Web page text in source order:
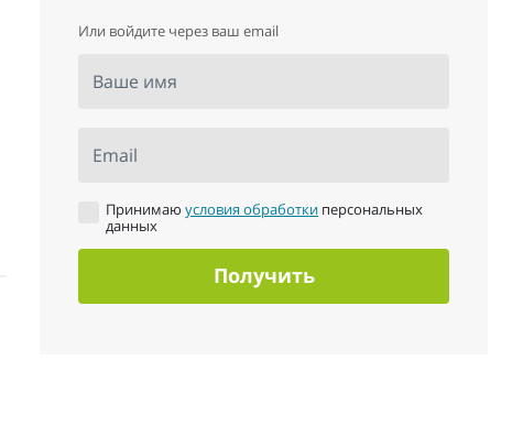
Или войдите через ваш email
Ваше имя
Email
Принимаюусловия обработки персональных
данных
Получить